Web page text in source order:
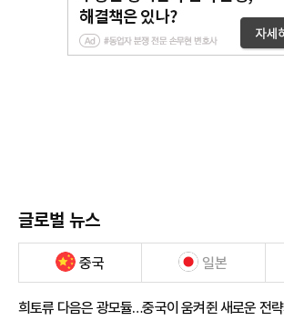
글로벌 뉴스
중국 일본
희토류 다음은 광모듈…중국이 움켜쥔 새로운 전